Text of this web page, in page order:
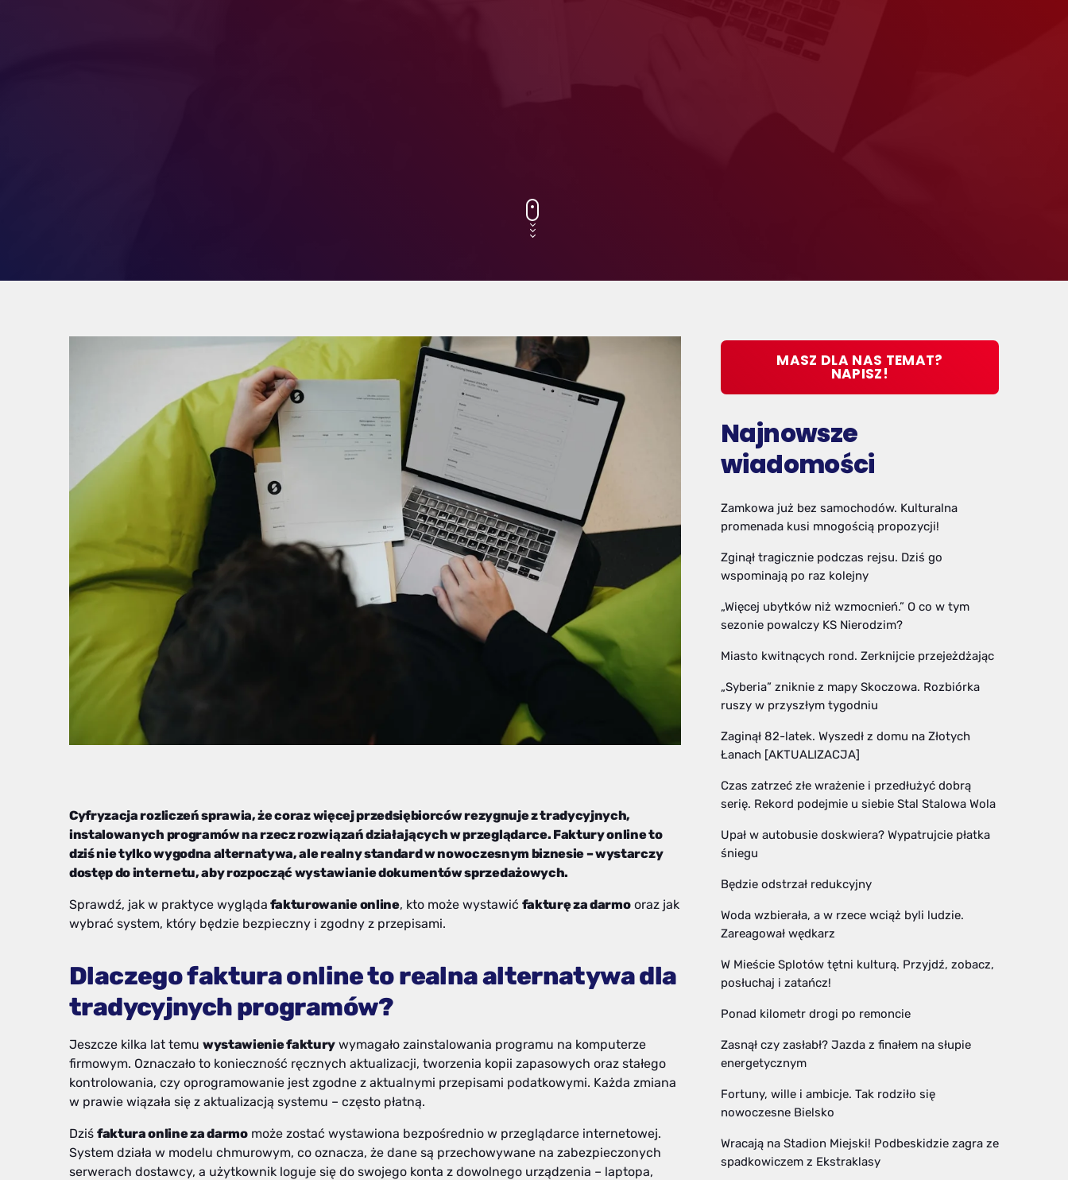
Cyfryzacja rozliczeń sprawia, że coraz więcej przedsiębiorców rezygnuje z tradycyjnych,
instalowanych programów na rzecz rozwiązań działających w przeglądarce. Faktury online to
dziś nie tylko wygodna alternatywa, ale realny standard w nowoczesnym biznesie – wystarczy
dostęp do internetu, aby rozpocząć wystawianie dokumentów sprzedażowych.
Sprawdź, jak w praktyce wygląda fakturowanie online, kto może wystawić fakturę za darmooraz jak
wybrać system, który będzie bezpieczny i zgodny z przepisami.
Dlaczego faktura online to realna alternatywa dla
tradycyjnych programów?
Jeszcze kilka lat temu wystawienie fakturywymagało zainstalowania programu na komputerze
firmowym. Oznaczało to konieczność ręcznych aktualizacji, tworzenia kopii zapasowych oraz stałego
kontrolowania, czy oprogramowanie jest zgodne z aktualnymi przepisami podatkowymi. Każda zmiana
w prawie wiązała się z aktualizacją systemu – często płatną.
Dziś faktura online za darmomoże zostać wystawiona bezpośrednio w przeglądarce internetowej.
System działa w modelu chmurowym, co oznacza, że dane są przechowywane na zabezpieczonych
serwerach dostawcy, a użytkownik loguje się do swojego konta z dowolnego urządzenia – laptopa,
MASZ DLA NAS TEMAT?
NAPISZ!
Najnowsze
wiadomości
Zamkowa już bez samochodów. Kulturalna
promenada kusi mnogością propozycji!
Zginął tragicznie podczas rejsu. Dziś go
wspominają po raz kolejny
„Więcej ubytków niż wzmocnień.” O co w tym
sezonie powalczy KS Nierodzim?
Miasto kwitnących rond. Zerknijcie przejeżdżając
„Syberia” zniknie z mapy Skoczowa. Rozbiórka
ruszy w przyszłym tygodniu
Zaginął 82-latek. Wyszedł z domu na Złotych
Łanach [AKTUALIZACJA]
Czas zatrzeć złe wrażenie i przedłużyć dobrą
serię. Rekord podejmie u siebie Stal Stalowa Wola
Upał w autobusie doskwiera? Wypatrujcie płatka
śniegu
Będzie odstrzał redukcyjny
Woda wzbierała, a w rzece wciąż byli ludzie.
Zareagował wędkarz
W Mieście Splotów tętni kulturą. Przyjdź, zobacz,
posłuchaj i zatańcz!
Ponad kilometr drogi po remoncie
Zasnął czy zasłabł? Jazda z finałem na słupie
energetycznym
Fortuny, wille i ambicje. Tak rodziło się
nowoczesne Bielsko
Wracają na Stadion Miejski! Podbeskidzie zagra ze
spadkowiczem z Ekstraklasy